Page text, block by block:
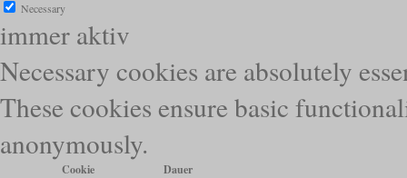
Necessary
immer aktiv
Necessary cookies are absolutely
These cookies ensure basic
anonymously.
Cookie Dauer